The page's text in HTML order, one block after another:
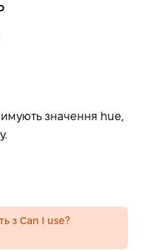
значення hue,
з Can I use?